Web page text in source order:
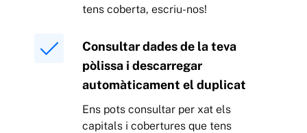
tens coberta, escriu-nos!
Consultar dades de la teva
pòlissa i descarregar
automàticament el duplicat
Ens pots consultar per xat els
capitals i cobertures que tens